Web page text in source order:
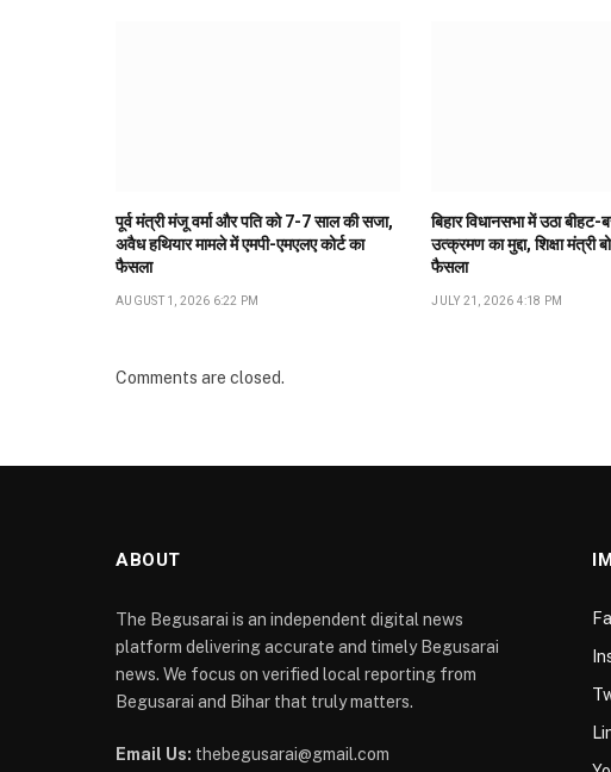
पूर्व मंत्री मंजू वर्मा और पति को 7-7 साल की सजा,
अवैध हथियार मामले में एमपी-एमएलए कोर्ट का
फैसला
AUGUST 1, 2026 6:22 PM
बिहार विधानसभा में उठा
उत्क्रमण का मुद्दा, शिक्षा मंत्री
फैसला
JULY 21, 2026 4:18 PM
Comments are closed.
ABOUT
The Begusarai is an independent digital news
platform delivering accurate and timely Begusarai
news. We focus on verified local reporting from
Begusarai and Bihar that truly matters.
Email Us: thebegusarai@gmail.com